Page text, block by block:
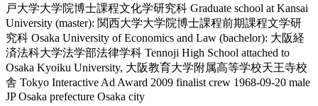
戸大学大学院博士課程文化学研究科 Graduate school at Kansai
University (master): 関西大学大学院博士課程前期課程文学研
究科 Osaka University of Economics and Law (bachelor): 大阪経
済法科大学法学部法律学科 Tennoji High School attached to
Osaka Kyoiku University, 大阪教育大学附属高等学校天王寺校
舎 Tokyo Interactive Ad Award 2009 finalist crew 1968-09-20 male
JP Osaka prefecture Osaka city